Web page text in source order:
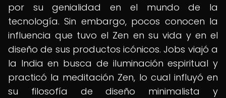
por su genialidad en el mundo de la
tecnología. Sin embargo, pocos conocen la
influencia que tuvo el Zen en su vida y en el
diseño de sus productos icónicos. Jobs viajó a
la India en busca de iluminación espiritual y
practicó la meditación Zen, lo cual influyó en
su filosofía de diseño minimalista y